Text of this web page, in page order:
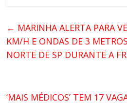
← MARINHA ALERTA PARA
KM/H E ONDAS DE 3
NORTE DE SP DURANTE A
‘MAIS MÉDICOS’ TEM 17